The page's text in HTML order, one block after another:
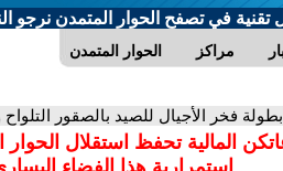
تقنية في تصفح الحوار المتمدن نرجو
الحوار المتمدن مراكز
فخر الأجيال للصيد بالصقور التلواح
المالية تحفظ استقلال
استمرارية هذا الفضاء